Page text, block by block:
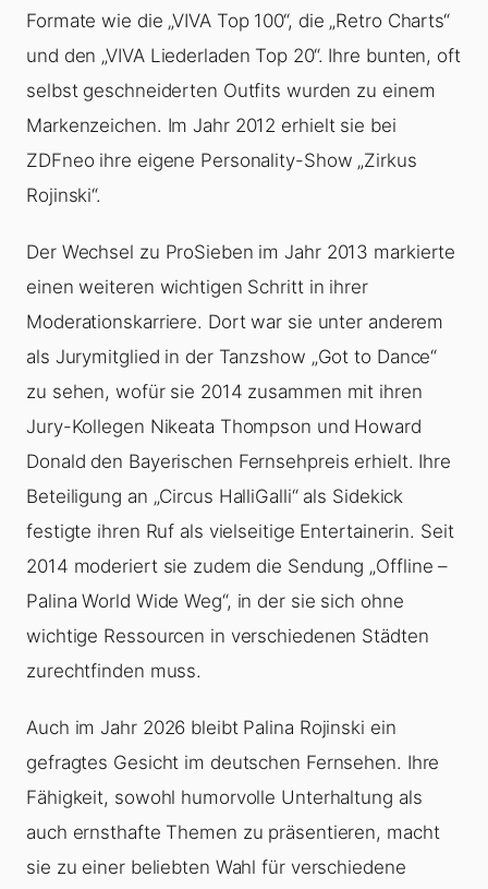
Formate wie die „VIVA Top 100“, die „Retro Charts“
und den „VIVA Liederladen Top 20“. Ihre bunten, oft
selbst geschneiderten Outfits wurden zu einem
Markenzeichen. Im Jahr 2012 erhielt sie bei
ZDFneo ihre eigene Personality-Show „Zirkus
Rojinski“.
Der Wechsel zu ProSieben im Jahr 2013 markierte
einen weiteren wichtigen Schritt in ihrer
Moderationskarriere. Dort war sie unter anderem
als Jurymitglied in der Tanzshow „Got to Dance“
zu sehen, wofür sie 2014 zusammen mit ihren
Jury-Kollegen Nikeata Thompson und Howard
Donald den Bayerischen Fernsehpreis erhielt. Ihre
Beteiligung an „Circus HalliGalli“ als Sidekick
festigte ihren Ruf als vielseitige Entertainerin. Seit
2014 moderiert sie zudem die Sendung „Offline –
Palina World Wide Weg“, in der sie sich ohne
wichtige Ressourcen in verschiedenen Städten
zurechtfinden muss.
Auch im Jahr 2026 bleibt Palina Rojinski ein
gefragtes Gesicht im deutschen Fernsehen. Ihre
Fähigkeit, sowohl humorvolle Unterhaltung als
auch ernsthafte Themen zu präsentieren, macht
sie zu einer beliebten Wahl für verschiedene